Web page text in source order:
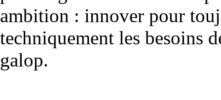
ambition : innover pour
techniquement les besoins
galop.